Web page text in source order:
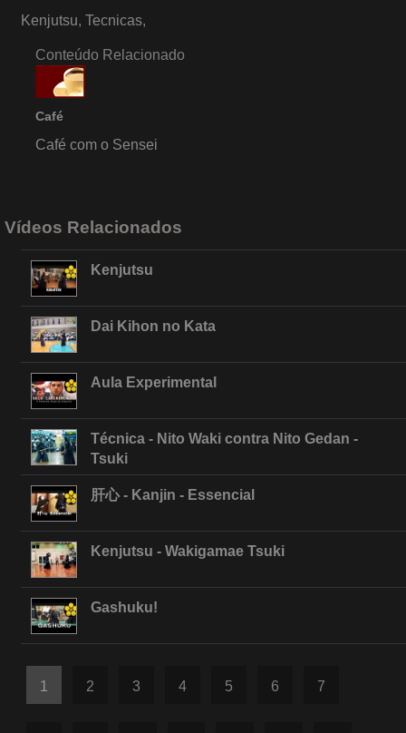
Kenjutsu, Tecnicas,
Conteúdo Relacionado
Café
Café com o Sensei
Vídeos Relacionados
Kenjutsu
Dai Kihon no Kata
Aula Experimental
Técnica - Nito Waki contra Nito Gedan -
Tsuki
肝心 - Kanjin - Essencial
Kenjutsu - Wakigamae Tsuki
Gashuku!
1 2 3 4 5 6 7